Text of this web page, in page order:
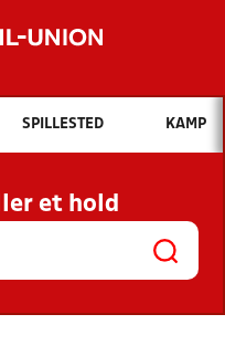
Hvad vil du søge efter?
OG NYHEDER
KLUBBER OG
SPILLESTED KAMP
et hold